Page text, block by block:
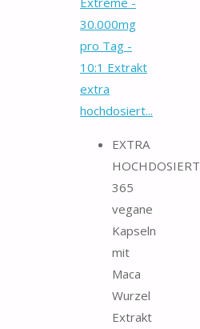
30.000mg
pro Tag -
10:1 Extrakt
extra
hochdosiert...
EXTRA
HOCHDOSIERT
365
vegane
Kapseln
mit
Maca
Wurzel
Extrakt